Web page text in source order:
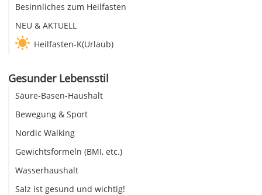
Besinnliches zum Heilfasten
NEU & AKTUELL
Heilfasten-K(Urlaub)
Gesunder Lebensstil
Säure-Basen-Haushalt
Bewegung & Sport
Nordic Walking
Gewichtsformeln (BMI, etc.)
Wasserhaushalt
Salz ist gesund und wichtig!